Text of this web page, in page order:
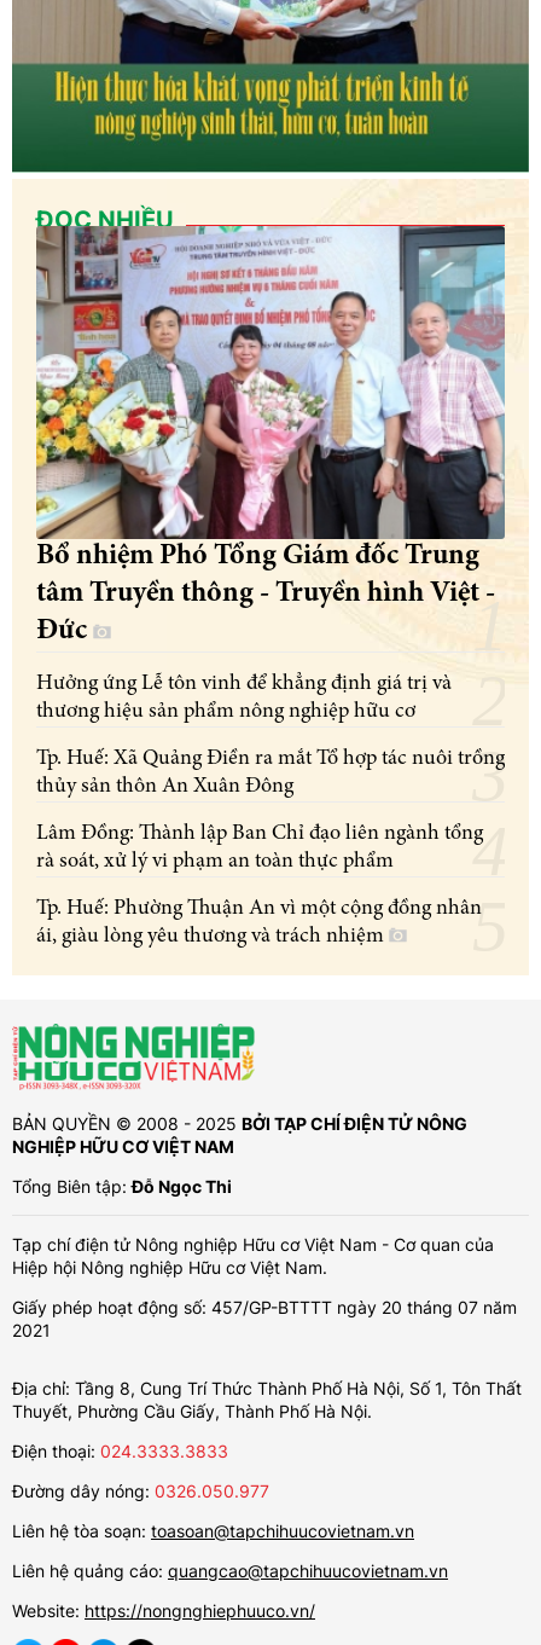
ĐỌC NHIỀU
Bổ nhiệm Phó Tổng Giám đốc Trung
tâm Truyền thông - Truyền hình Việt -
Đức
Hưởng ứng Lễ tôn vinh để khẳng định giá trị và
thương hiệu sản phẩm nông nghiệp hữu cơ
Tp. Huế: Xã Quảng Điền ra mắt Tổ hợp tác nuôi trồng
thủy sản thôn An Xuân Đông
Lâm Đồng: Thành lập Ban Chỉ đạo liên ngành tổng
rà soát, xử lý vi phạm an toàn thực phẩm
Tp. Huế: Phường Thuận An vì một cộng đồng nhân
ái, giàu lòng yêu thương và trách nhiệm
BẢN QUYỀN © 2008 - 2025 BỞI TẠP CHÍ ĐIỆN TỬ NÔNG
NGHIỆP HỮU CƠ VIỆT NAM
Tổng Biên tập:Đỗ Ngọc Thi
Tạp chí điện tử Nông nghiệp Hữu cơ Việt Nam - Cơ quan của
Hiệp hội Nông nghiệp Hữu cơ Việt Nam.
Giấy phép hoạt động số: 457/GP-BTTTT ngày 20 tháng 07 năm
2021
Địa chỉ: Tầng 8, Cung Trí Thức Thành Phố Hà Nội, Số 1, Tôn Thất
Thuyết, Phường Cầu Giấy, Thành Phố Hà Nội.
Điện thoại: 024.3333.3833
Đường dây nóng: 0326.050.977
Liên hệ tòa soạn: toasoan@tapchihuucovietnam.vn
Liên hệ quảng cáo: quangcao@tapchihuucovietnam.vn
Website: https://nongnghiephuuco.vn/